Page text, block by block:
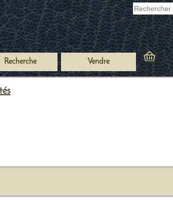
Recherche Vendre